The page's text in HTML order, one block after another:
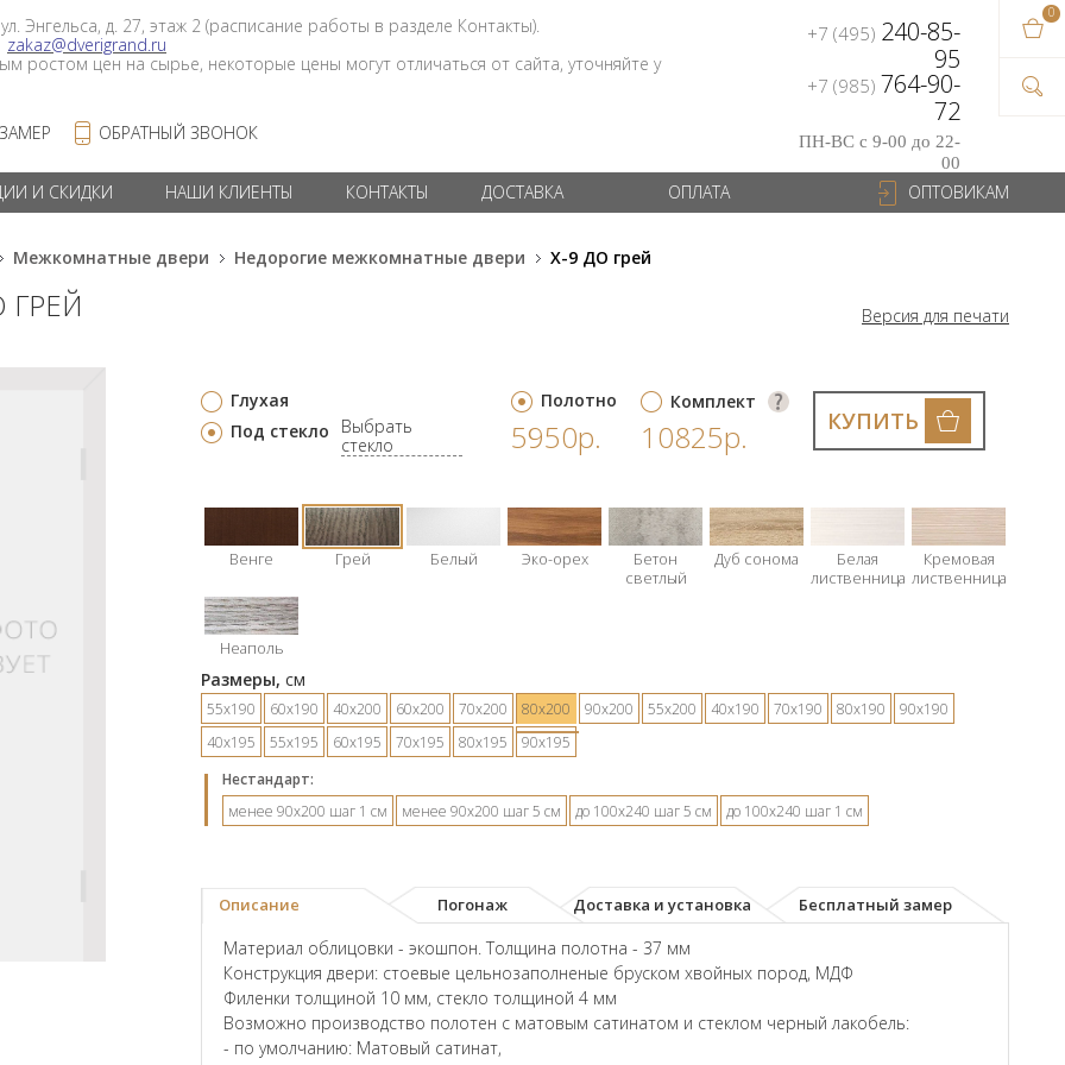
Энгельса, д. 27, этаж 2 (расписание работы в разделе Контакты).
zakaz@dverigrand.ru
ростом цен на сырье, некоторые цены могут отличаться от сайта, уточняйте у
ОБРАТНЫЙ ЗВОНОК
+7 (495) 240-85-
95
+7 (985) 764-90-
72
ПН-ВС с 9-00 до 22-
00
И СКИДКИ НАШИ КЛИЕНТЫ КОНТАКТЫ ДОСТАВКА ОПЛАТА ОПТОВИКАМ
Межкомнатные двери Недорогие межкомнатные двери X-9 ДО грей
Версия для печати
ГРЕЙ
Глухая
Под стекло
Выбрать
стекло
КУПИТЬ
Полотно
5950р.
Комплект
10825р.
Венге Грей Белый Эко-орех
Бетон
светлый
Дуб сонома
Белая
лиственница
Кремовая
лиственница
Неаполь
Размеры, см
55х190 60х190 40х200 60х200 70х200 80х200 90х200 55х200 40х190 70х190 80х190
90х190
40х195
55х195 60х195 70х195 80х195
90х195
Hестандарт:
менее 90х200 шаг 1 см
менее 90х200 шаг 5 см до 100х240 шаг 5 см до 100х240 шаг 1 см
Описание Погонаж Доставка и установка Бесплатный замер
Материал облицовки - экошпон. Толщина полотна - 37 мм
Конструкция двери: стоевые цельнозаполненые бруском хвойных пород, МДФ
Филенки толщиной 10 мм, стекло толщиной 4 мм
Возможно производство полотен с матовым сатинатом и стеклом черный лакобель:
- по умолчанию: Матовый сатинат,
0
В
на